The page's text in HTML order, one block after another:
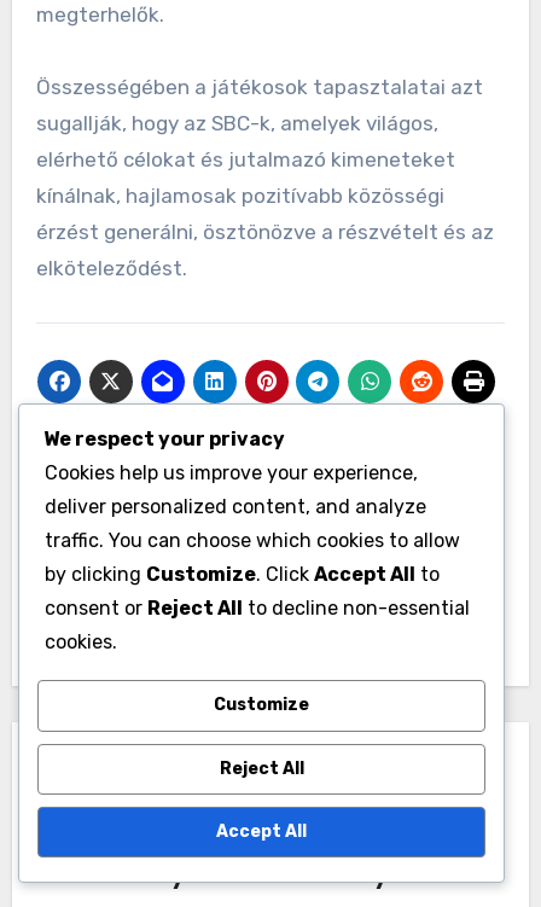
megterhelők.
Összességében a játékosok tapasztalatai azt
sugallják, hogy az SBC-k, amelyek világos,
elérhető célokat és jutalmazó kimeneteket
kínálnak, hajlamosak pozitívabb közösségi
érzést generálni, ösztönözve a részvételt és az
elköteleződést.
Post
navigation
Ultimate Team
Játékos Célok: XP,
Csomagok, Játékos
Tárgyak
ByMarcus Finley
We respect your privacy
Cookies help us improve your experience,
deliver personalized content, and analyze
traffic. You can choose which cookies to allow
by clicking Customize. Click Accept All to
consent or Reject All to decline non-essential
cookies.
Customize
Reject All
Accept All